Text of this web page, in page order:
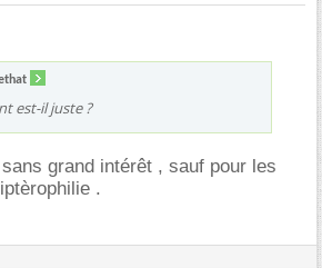
est-il juste ?
grand intérêt , sauf pour les
.